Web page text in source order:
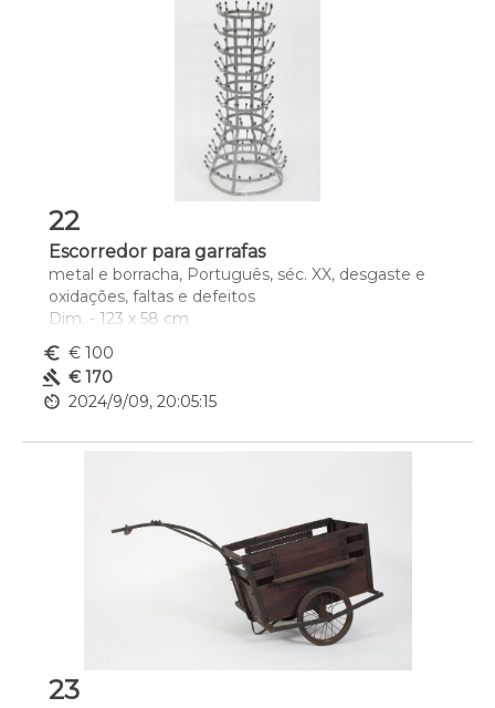
22
Escorredor para garrafas
metal e borracha, Português, séc. XX, desgaste e
oxidações, faltas e defeitos
Dim. - 123 x 58 cm
euro_symbol € 100
gavel € 170
av_timer 2024/9/09, 20:05:15
23